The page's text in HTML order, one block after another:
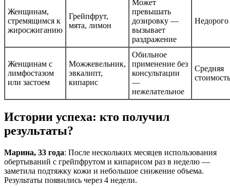
Женщинам,
стремящимся к
жиросжиганию
Грейпфрут,
мята, лимон
Может
превышать
дозировку —
вызывает
раздражение
Недорого
Женщинам с
лимфостазом
или застоем
Можжевельник,
эвкалипт,
кипарис
Обильное
применение без
консультации
—
нежелательное
Средняя
стоимость
Истории успеха: кто получил
результаты?
Марина, 33 года: После нескольких месяцев использования
обертываний с грейпфрутом и кипарисом раз в неделю —
заметила подтяжку кожи и небольшое снижение объема.
Результаты появились через 4 недели.